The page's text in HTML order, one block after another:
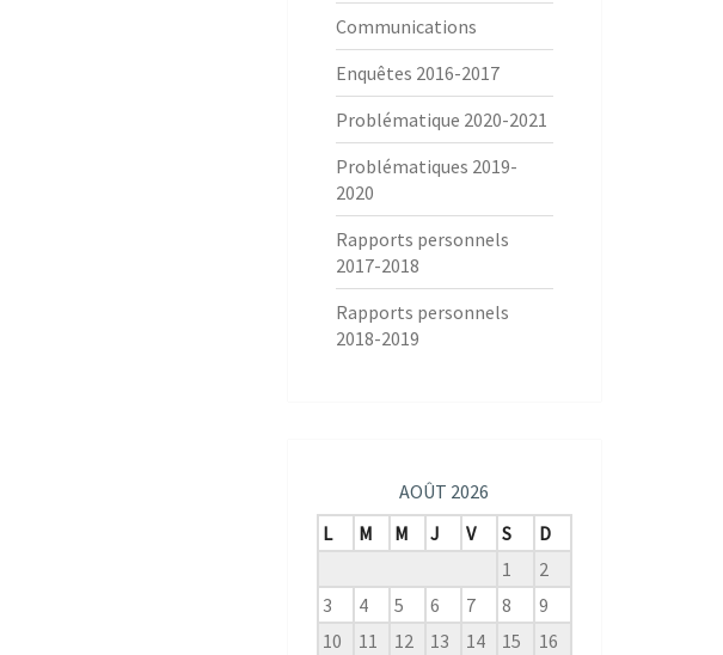
Communications
Enquêtes 2016-2017
Problématique 2020-2021
Problématiques 2019-
2020
Rapports personnels
2017-2018
Rapports personnels
2018-2019
AOÛT 2026
L
M M J V S
D
1
2
3
4 5 6 7 8
9
10
11 12 13 14 15 16